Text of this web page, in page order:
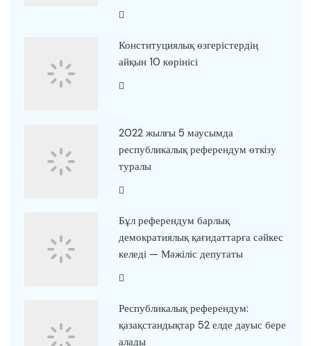
Конституциялық өзгерістердің
айқын 10 көрінісі
2022 жылғы 5 маусымда
республикалық референдум өткiзу
туралы
Бұл референдум барлық
демократиялық қағидаттарға сәйкес
келеді — Мәжіліс депутаты
Республикалық референдум:
қазақстандықтар 52 елде дауыс бере
алады